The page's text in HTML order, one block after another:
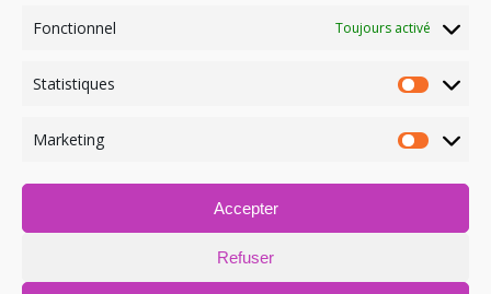
Fonctionnel Toujours activé
Statistiques
Marketing
Accepter
Refuser
06.03.09.52.12